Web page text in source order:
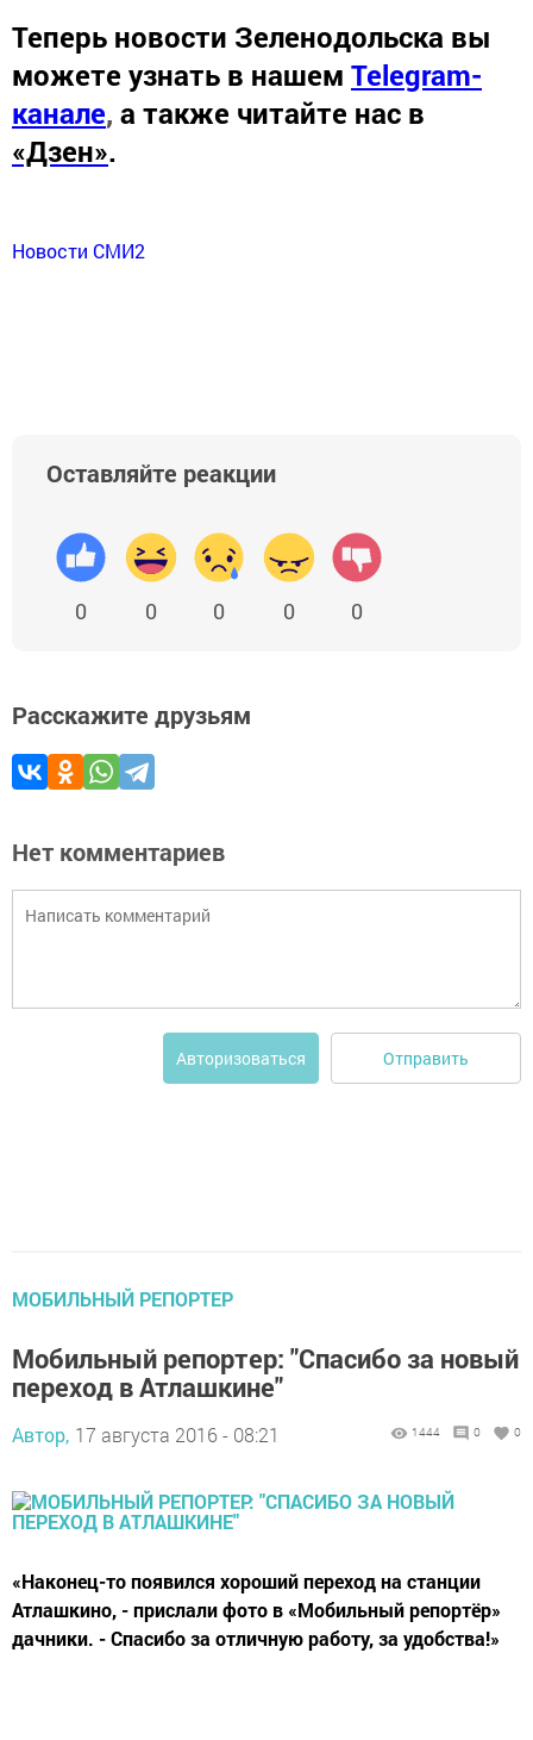
Теперь новости Зеленодольска вы
можете узнать в нашем Telegram-
канале, а также читайте нас в
«Дзен».
Новости СМИ2
Оставляйте реакции
0 0 0 0 0
Расскажите друзьям
Нет комментариев
Авторизоваться Отправить
МОБИЛЬНЫЙ РЕПОРТЕР
Мобильный репортер: "Спасибо за новый
переход в Атлашкине"
Автор, 17 августа 2016 - 08:21 1444 0 0
«Наконец-то появился хороший переход на станции
Атлашкино, - прислали фото в «Мобильный репортёр»
дачники. - Спасибо за отличную работу, за удобства!»